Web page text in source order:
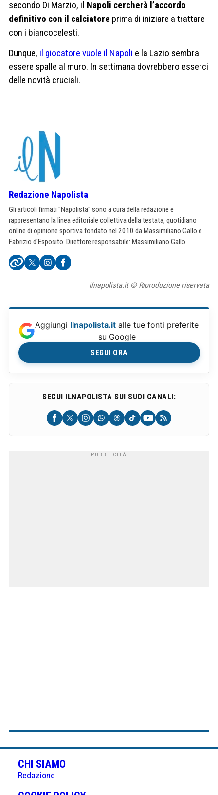
secondo Di Marzio, il Napoli cercherà l’accordo
definitivo con il calciatore prima di iniziare a trattare
con i biancocelesti.
Dunque, il giocatore vuole il Napoli e la Lazio sembra
essere spalle al muro. In settimana dovrebbero esserci
delle novità cruciali.
Redazione Napolista
Gli articoli firmati "Napolista" sono a cura della redazione e
rappresentano la linea editoriale collettiva della testata, quotidiano
online di opinione sportiva fondato nel 2010 da Massimiliano Gallo e
Fabrizio d'Esposito. Direttore responsabile: Massimiliano Gallo.
ilnapolista.it © Riproduzione riservata
Aggiungi Ilnapolista.it alle tue fonti preferite
su Google
SEGUI ORA
SEGUI ILNAPOLISTA SUI SUOI CANALI:
CHI SIAMO
Redazione